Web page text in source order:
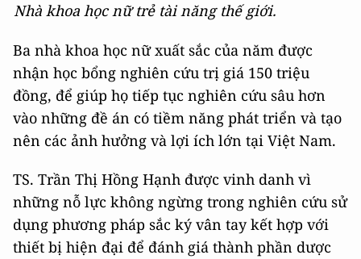
Nhà khoa học nữ trẻ tài năng thế giới.
Ba nhà khoa học nữ xuất sắc của năm được
nhận học bổng nghiên cứu trị giá 150 triệu
đồng, để giúp họ tiếp tục nghiên cứu sâu hơn
vào những đề án có tiềm năng phát triển và tạo
nên các ảnh hưởng và lợi ích lớn tại Việt Nam.
TS. Trần Thị Hồng Hạnh được vinh danh vì
những nỗ lực không ngừng trong nghiên cứu sử
dụng phương pháp sắc ký vân tay kết hợp với
thiết bị hiện đại để đánh giá thành phần dược